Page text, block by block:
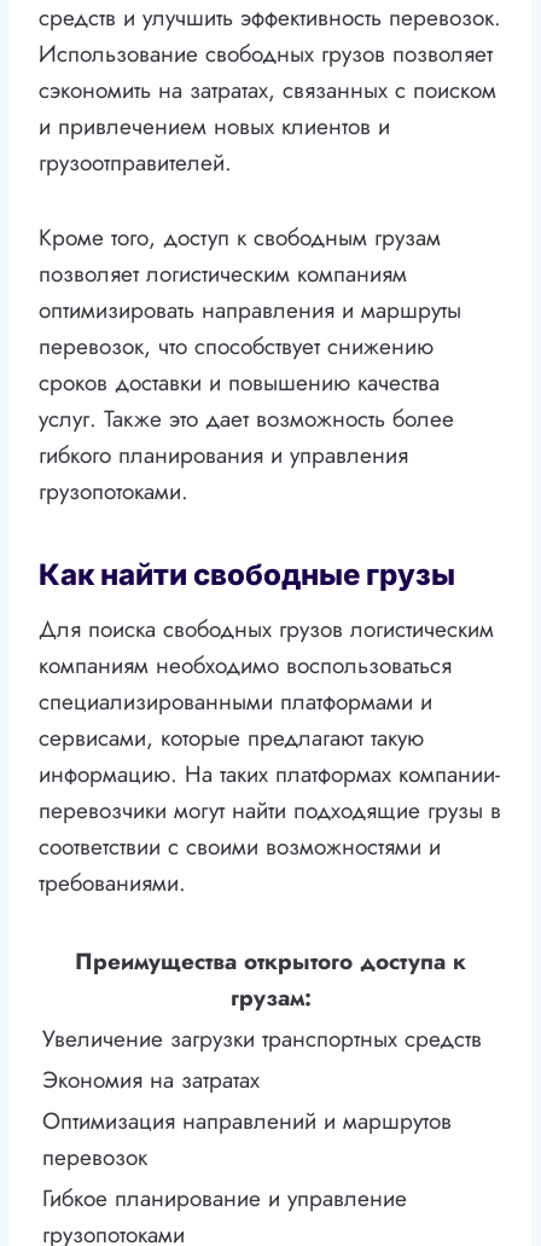
средств и улучшить эффективность перевозок.
Использование свободных грузов позволяет
сэкономить на затратах, связанных с поиском
и привлечением новых клиентов и
грузоотправителей.
Кроме того, доступ к свободным грузам
позволяет логистическим компаниям
оптимизировать направления и маршруты
перевозок, что способствует снижению
сроков доставки и повышению качества
услуг. Также это дает возможность более
гибкого планирования и управления
грузопотоками.
Как найти свободные грузы
Для поиска свободных грузов логистическим
компаниям необходимо воспользоваться
специализированными платформами и
сервисами, которые предлагают такую
информацию. На таких платформах компании-
перевозчики могут найти подходящие грузы в
соответствии с своими возможностями и
требованиями.
Преимущества открытого доступа к
грузам:
Увеличение загрузки транспортных средств
Экономия на затратах
Оптимизация направлений и маршрутов
перевозок
Гибкое планирование и управление
грузопотоками